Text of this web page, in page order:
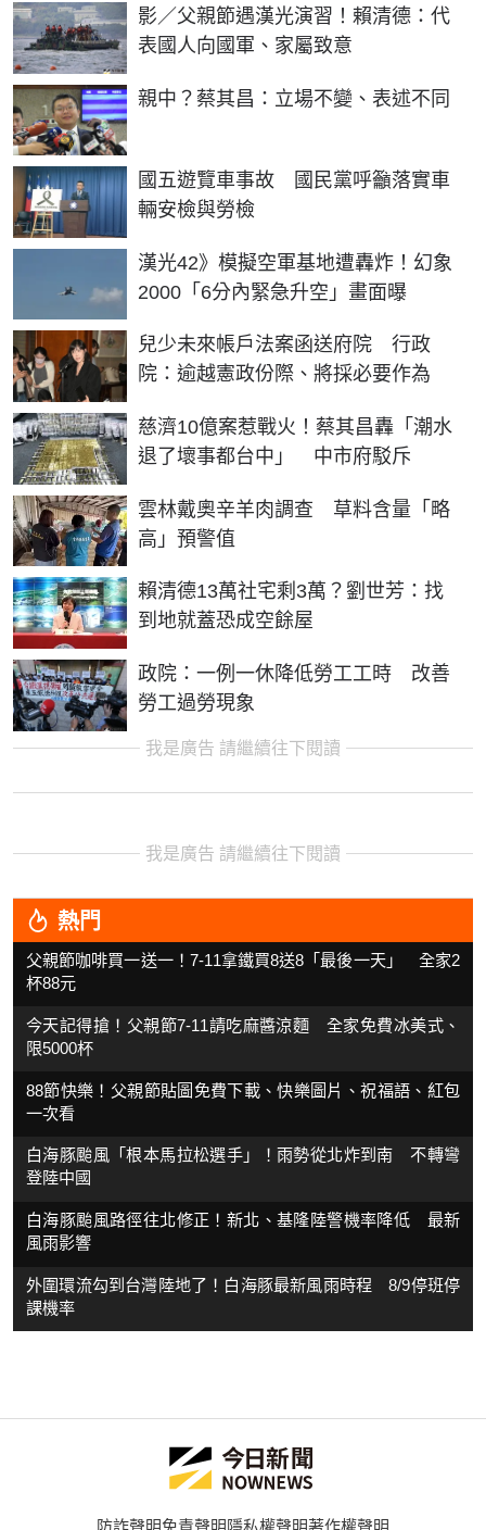
影／父親節遇漢光演習！賴清德：代
表國人向國軍、家屬致意
親中？蔡其昌：立場不變、表述不同
國五遊覽車事故 國民黨呼籲落實車
輛安檢與勞檢
漢光42》模擬空軍基地遭轟炸！幻象
2000「6分內緊急升空」畫面曝
兒少未來帳戶法案函送府院 行政
院：逾越憲政份際、將採必要作為
慈濟10億案惹戰火！蔡其昌轟「潮水
退了壞事都台中」 中市府駁斥
雲林戴奧辛羊肉調查 草料含量「略
高」預警值
賴清德13萬社宅剩3萬？劉世芳：找
到地就蓋恐成空餘屋
政院：一例一休降低勞工工時 改善
勞工過勞現象
我是廣告 請繼續往下閱讀
我是廣告 請繼續往下閱讀
熱門
父親節咖啡買一送一！7-11拿鐵買8送8「最後一天」 全家2
杯88元
今天記得搶！父親節7-11請吃麻醬涼麵 全家免費冰美式、
限5000杯
88節快樂！父親節貼圖免費下載、快樂圖片、祝福語、紅包
一次看
白海豚颱風「根本馬拉松選手」！雨勢從北炸到南 不轉彎
登陸中國
白海豚颱風路徑往北修正！新北、基隆陸警機率降低 最新
風雨影響
外圍環流勾到台灣陸地了！白海豚最新風雨時程 8/9停班停
課機率
防詐聲明免責聲明隱私權聲明著作權聲明